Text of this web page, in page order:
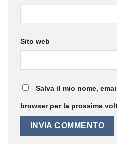
Sito web
Salva il mio nome,
browser per la prossima